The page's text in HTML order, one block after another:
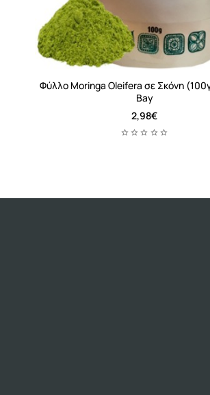
Φύλλο Moringa Oleifera σε Σκόνη
Bay
2,98€